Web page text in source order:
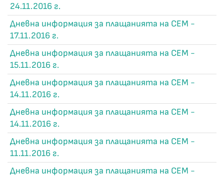
24.11.2016 г.
Дневна информация за плащанията на СЕМ -
17.11.2016 г.
Дневна информация за плащанията на СЕМ -
15.11.2016 г.
Дневна информация за плащанията на СЕМ -
14.11.2016 г.
Дневна информация за плащанията на СЕМ -
14.11.2016 г.
Дневна информация за плащанията на СЕМ -
11.11.2016 г.
Дневна информация за плащанията на СЕМ -